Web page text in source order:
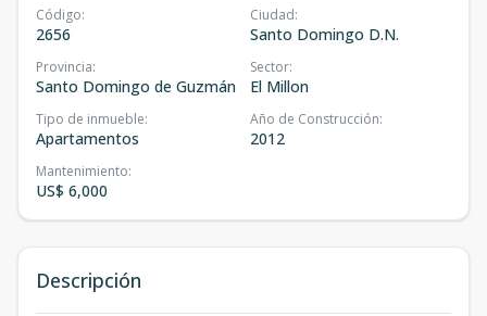
Código:
2656
Ciudad:
Santo Domingo D.N.
Provincia:
Santo Domingo de Guzmán
Sector:
El Millon
Tipo de inmueble:
Apartamentos
Año de Construcción:
2012
Mantenimiento:
US$ 6,000
Descripción